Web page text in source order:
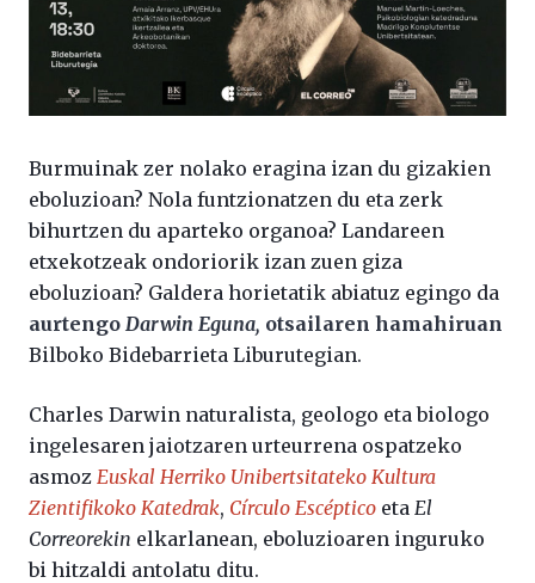
Burmuinak zer nolako eragina izan du gizakien
eboluzioan? Nola funtzionatzen du eta zerk
bihurtzen du aparteko organoa? Landareen
etxekotzeak ondoriorik izan zuen giza
eboluzioan? Galdera horietatik abiatuz egingo da
aurtengo Darwin Eguna, otsailaren hamahiruan
Bilboko Bidebarrieta Liburutegian.
Charles Darwin naturalista, geologo eta biologo
ingelesaren jaiotzaren urteurrena ospatzeko
asmoz Euskal Herriko Unibertsitateko Kultura
Zientifikoko Katedrak, Círculo Escéptico eta El
Correorekin elkarlanean, eboluzioaren inguruko
bi hitzaldi antolatu ditu.